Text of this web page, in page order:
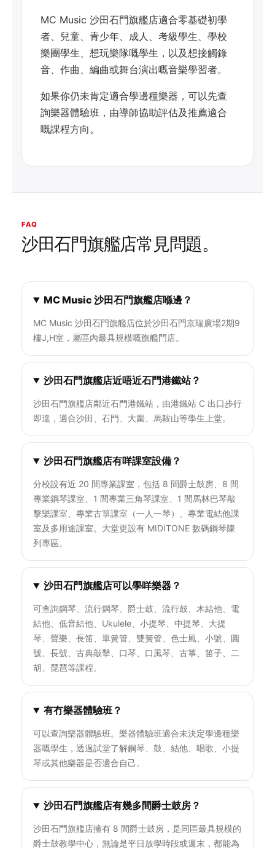
MC Music 沙田石門旗艦店適合零基礎初學
者、兒童、青少年、成人、考級學生、學校
樂團學生、想玩樂隊嘅學生，以及想接觸錄
音、作曲、編曲或舞台演出嘅音樂學習者。
如果你仍未肯定適合學邊種樂器，可以先查
詢樂器體驗班，由導師協助評估及推薦適合
嘅課程方向。
FAQ
沙田石門旗艦店常見問題。
MC Music 沙田石門旗艦店喺邊？
MC Music 沙田石門旗艦店位於沙田石門京瑞廣場2期9
樓J,H室，屬區內最具規模嘅旗艦門店。
沙田石門旗艦店近唔近石門港鐵站？
沙田石門旗艦店鄰近石門港鐵站，由港鐵站 C 出口步行
即達，適合沙田、石門、大圍、馬鞍山等學生上堂。
沙田石門旗艦店有咩課室設備？
分校設有近 20 間專業課室，包括 8 間爵士鼓房、8 間
專業鋼琴課室、1 間專業三角琴課室、1 間馬林巴琴敲
擊樂課室、專業古箏課室（一人一琴）、專業電結他課
室及多用途課室。大堂更設有 MIDITONE 數碼鋼琴陳
列專區。
沙田石門旗艦店可以學咩樂器？
可查詢鋼琴、流行鋼琴、爵士鼓、流行鼓、木結他、電
結他、低音結他、Ukulele、小提琴、中提琴、大提
琴、聲樂、長笛、單簧管、雙簧管、色士風、小號、圓
號、長號、古典敲擊、口琴、口風琴、古箏、笛子、二
胡、琵琶等課程。
有冇樂器體驗班？
可以查詢樂器體驗班。樂器體驗班適合未決定學邊種樂
器嘅學生，透過試堂了解鋼琴、鼓、結他、唱歌、小提
琴或其他樂器是否適合自己。
沙田石門旗艦店有幾多間爵士鼓房？
沙田石門旗艦店擁有 8 間爵士鼓房，是同區最具規模的
爵士鼓教學中心，無論是平日放學時段或週末，都能為